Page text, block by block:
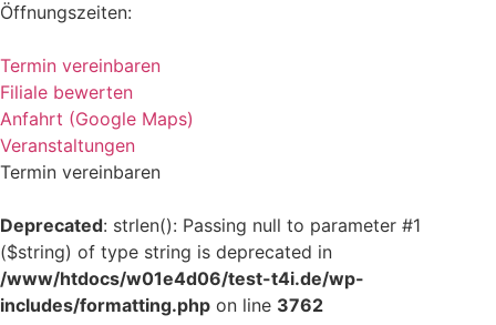
Öffnungszeiten:
Termin vereinbaren
Filiale bewerten
Anfahrt (Google Maps)
Veranstaltungen
Termin vereinbaren
Deprecated: strlen(): Passing null to parameter #1
($string) of type string is deprecated in
/www/htdocs/w01e4d06/test-t4i.de/wp-
includes/formatting.php on line 3762